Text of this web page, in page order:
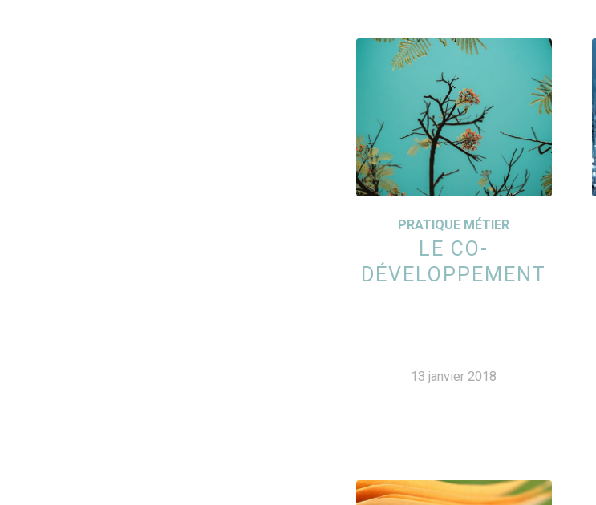
PRATIQUE MÉTIER
LE CO-
DÉVELOPPEMENT
13 janvier 2018